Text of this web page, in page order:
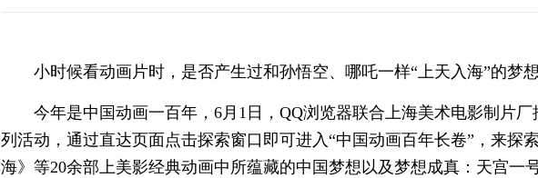
小时候看动画片时，是否产生过和孙悟空、哪吒一样“上天入海”的梦
今年是中国动画一百年，6月1日，QQ浏览器联合上海美术电影制片
列活动，通过直达页面点击探索窗口即可进入“中国动画百年长卷”，来探
海》等20余部上美影经典动画中所蕴藏的中国梦想以及梦想成真：天宫一